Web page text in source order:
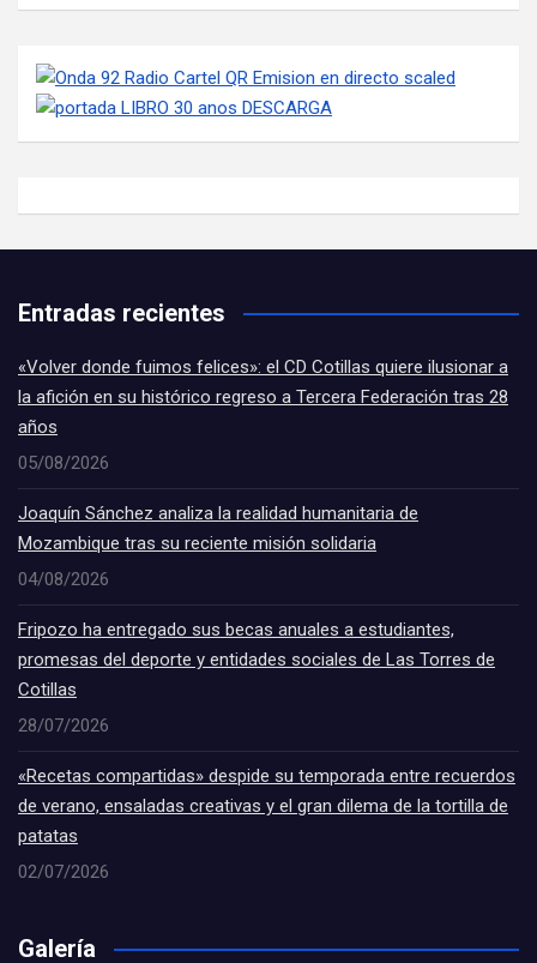
Entradas recientes
«Volver donde fuimos felices»: el CD Cotillas quiere ilusionar a
la afición en su histórico regreso a Tercera Federación tras 28
años
05/08/2026
Joaquín Sánchez analiza la realidad humanitaria de
Mozambique tras su reciente misión solidaria
04/08/2026
Fripozo ha entregado sus becas anuales a estudiantes,
promesas del deporte y entidades sociales de Las Torres de
Cotillas
28/07/2026
«Recetas compartidas» despide su temporada entre recuerdos
de verano, ensaladas creativas y el gran dilema de la tortilla de
patatas
02/07/2026
Galería